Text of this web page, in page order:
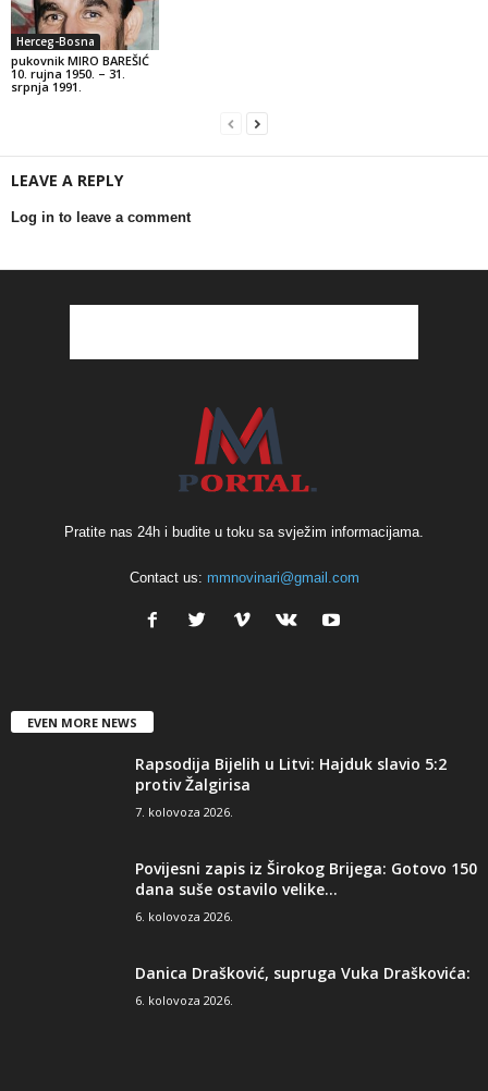
Herceg-Bosna
pukovnik MIRO BAREŠIĆ
10. rujna 1950. – 31.
srpnja 1991.
LEAVE A REPLY
Log in to leave a comment
Pratite nas 24h i budite u toku sa svježim informacijama.
Contact us: mmnovinari@gmail.com
EVEN MORE NEWS
Rapsodija Bijelih u Litvi: Hajduk slavio 5:2
protiv Žalgirisa
7. kolovoza 2026.
Povijesni zapis iz Širokog Brijega: Gotovo 150
dana suše ostavilo velike...
6. kolovoza 2026.
Danica Drašković, supruga Vuka Draškovića:
6. kolovoza 2026.